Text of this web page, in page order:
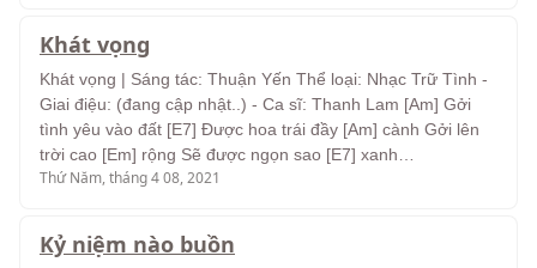
Khát vọng
Khát vọng | Sáng tác: Thuận Yến Thể loại: Nhạc Trữ Tình -
Giai điệu: (đang cập nhật..) - Ca sĩ: Thanh Lam [Am] Gởi
tình yêu vào đất [E7] Được hoa trái đầy [Am] cành Gởi lên
trời cao [Em] rộng Sẽ được ngọn sao [E7] xanh…
Thứ Năm, tháng 4 08, 2021
Kỷ niệm nào buồn